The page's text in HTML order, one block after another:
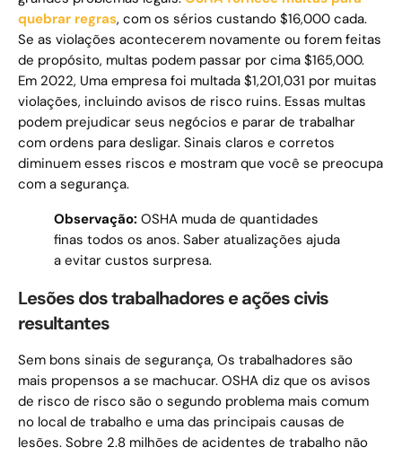
quebrar regras, com os sérios custando $16,000 cada.
Se as violações acontecerem novamente ou forem feitas
de propósito, multas podem passar por cima $165,000.
Em 2022, Uma empresa foi multada $1,201,031 por muitas
violações, incluindo avisos de risco ruins. Essas multas
podem prejudicar seus negócios e parar de trabalhar
com ordens para desligar. Sinais claros e corretos
diminuem esses riscos e mostram que você se preocupa
com a segurança.
Observação: OSHA muda de quantidades
finas todos os anos. Saber atualizações ajuda
a evitar custos surpresa.
Lesões dos trabalhadores e ações civis
resultantes
Sem bons sinais de segurança, Os trabalhadores são
mais propensos a se machucar. OSHA diz que os avisos
de risco de risco são o segundo problema mais comum
no local de trabalho e uma das principais causas de
lesões. Sobre 2.8 milhões de acidentes de trabalho não